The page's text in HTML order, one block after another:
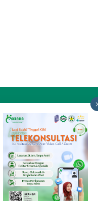
& Ketentuan